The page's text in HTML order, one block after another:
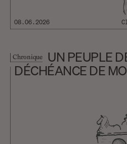
08.06.2026
Chronique
UN PEUPLE
DÉCHÉANCE DE